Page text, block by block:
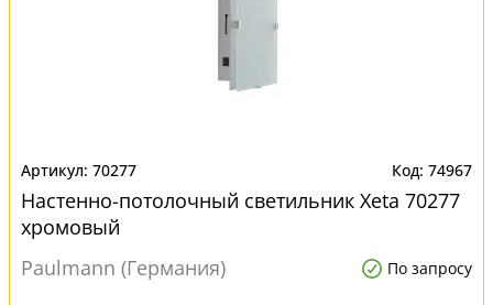
70277 74967
Настенно-потолочный светильник Xeta 70277
хромовый
Paulmann (Германия)
По запросу